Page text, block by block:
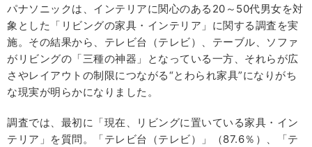
パナソニックは、インテリアに関心のある20～50代男女を対
象とした「リビングの家具・インテリア」に関する調査を実
施。その結果から、テレビ台（テレビ）、テーブル、ソファ
がリビングの「三種の神器」となっている一方、それらが広
さやレイアウトの制限につながる“とわられ家具”になりがち
な現実が明らかになりました。
調査では、最初に「現在、リビングに置いている家具・イン
テリア」を質問。「テレビ台（テレビ）」（87.6％）、「テ